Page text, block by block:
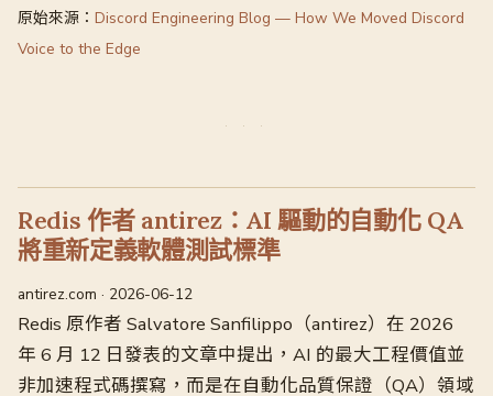
原始來源： Discord Engineering Blog — How We Moved Discord
Voice to the Edge
Redis 作者 antirez：AI 驅動的自動化 QA
將重新定義軟體測試標準
antirez.com · 2026-06-12
Redis 原作者 Salvatore Sanfilippo（antirez）在 2026
年 6 月 12 日發表的文章中提出，AI 的最大工程價值並
非加速程式碼撰寫，而是在自動化品質保證（QA）領域